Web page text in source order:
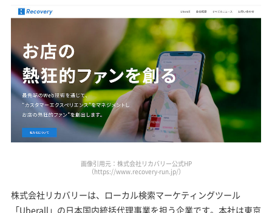
画像引用元：株式会社リカバリー公式HP
（https://www.recovery-run.jp/）
株式会社リカバリーは、ローカル検索マーケティングツール
「Uberall」の日本国内統括代理事業を担う企業です。本社は東京